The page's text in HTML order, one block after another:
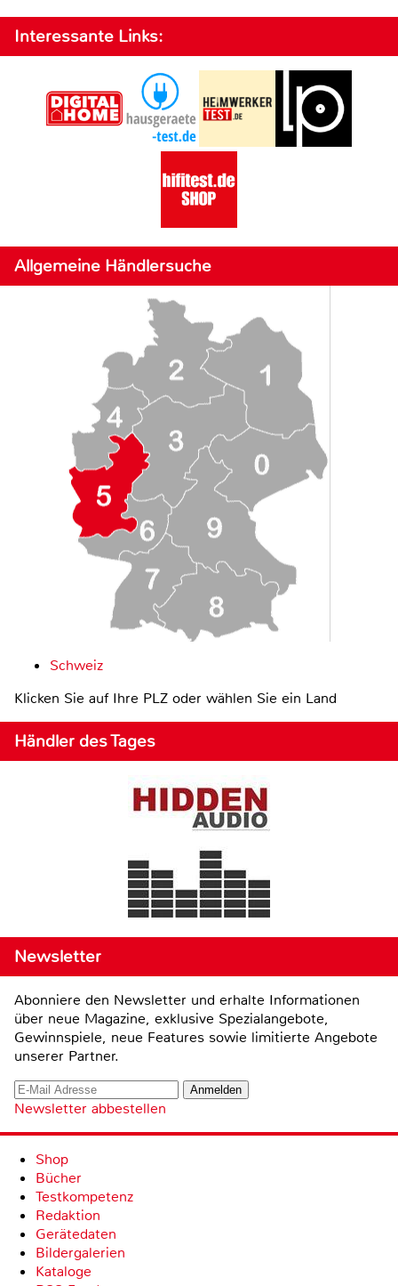
Interessante Links:
Allgemeine Händlersuche
Schweiz
Klicken Sie auf Ihre PLZ oder wählen Sie ein Land
Händler des Tages
Newsletter
Abonniere den Newsletter und erhalte Informationen
über neue Magazine, exklusive Spezialangebote,
Gewinnspiele, neue Features sowie limitierte Angebote
unserer Partner.
Newsletter abbestellen
Shop
Bücher
Testkompetenz
Redaktion
Gerätedaten
Bildergalerien
Kataloge